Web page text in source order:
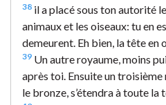
38 il a placé sous ton autorité
animaux et les oiseaux: tu en
demeurent. Eh bien, la tête en
39 Un autre royaume, moins
après toi. Ensuite un
le bronze, s’étendra à toute la